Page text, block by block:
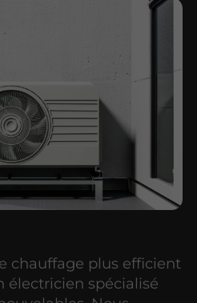
chauffage plus efficient
électricien spécialisé